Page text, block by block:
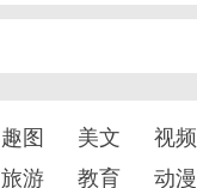
趣图 美文 视频
旅游 教育 动漫